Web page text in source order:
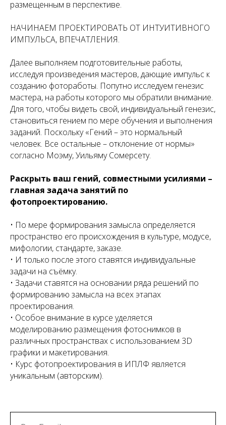
размещенным в перспективе.
НАЧИНАЕМ ПРОЕКТИРОВАТЬ ОТ ИНТУИТИВНОГО
ИМПУЛЬСА, ВПЕЧАТЛЕНИЯ.
Далее выполняем подготовительные работы,
исследуя произведения мастеров, дающие импульс к
созданию фотоработы. Попутно исследуем генезис
мастера, на работы которого мы обратили внимание.
Для того, чтобы видеть свой, индивидуальный генезис,
становиться гением по мере обучения и выполнения
заданий. Поскольку «Гений – это нормальный
человек. Все остальные – отклонение от нормы»
согласно Моэму, Уильяму Сомерсету.
Раскрыть ваш гений, совместными усилиями –
главная задача занятий по
фотопроектированию.
• По мере формирования замысла определяется
пространство его происхождения в культуре, модусе,
мифологии, стандарте, заказе.
• И только после этого ставятся индивидуальные
задачи на съёмку.
• Задачи ставятся на основании ряда решений по
формированию замысла на всех этапах
проектирования.
• Особое внимание в курсе уделяется
моделированию размещения фотоснимков в
различных пространствах с использованием 3D
графики и макетирования.
• Курс фотопроектирования в ИПЛФ является
уникальным (авторским).